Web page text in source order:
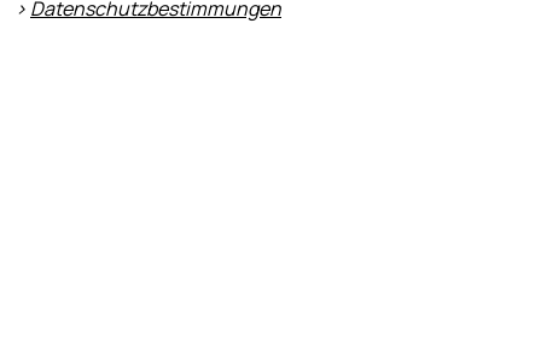
> Datenschutzbestimmungen